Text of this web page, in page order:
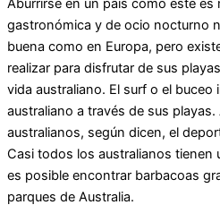
Aburrirse en un país como este es
gastronómica y de ocio nocturno
buena como en Europa, pero
realizar para disfrutar de sus
vida australiano. El surf o el buceo
australiano a través de sus playas.
australianos, según dicen, el
Casi todos los australianos tienen
es posible encontrar barbacoas
parques de Australia.